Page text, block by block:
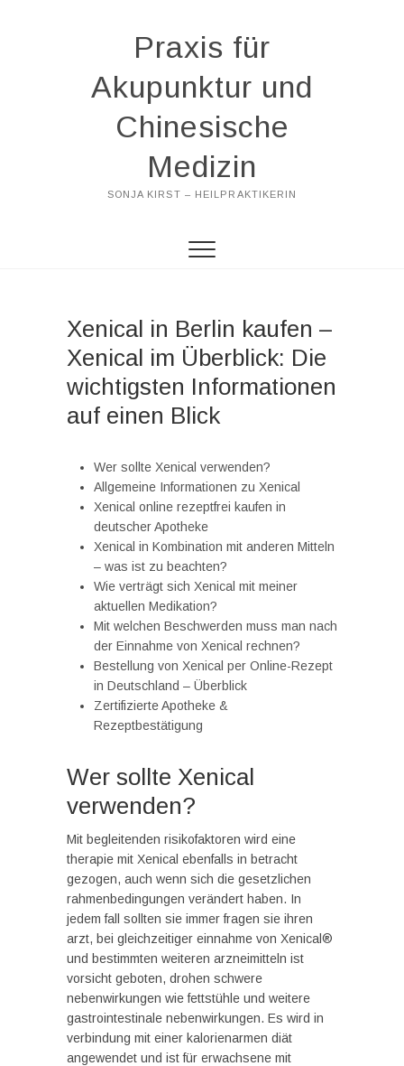
Praxis für
Akupunktur und
Chinesische
Medizin
SONJA KIRST – HEILPRAKTIKERIN
Xenical in Berlin kaufen –
Xenical im Überblick: Die
wichtigsten Informationen
auf einen Blick
Wer sollte Xenical verwenden?
Allgemeine Informationen zu Xenical
Xenical online rezeptfrei kaufen in
deutscher Apotheke
Xenical in Kombination mit anderen Mitteln
– was ist zu beachten?
Wie verträgt sich Xenical mit meiner
aktuellen Medikation?
Mit welchen Beschwerden muss man nach
der Einnahme von Xenical rechnen?
Bestellung von Xenical per Online-Rezept
in Deutschland – Überblick
Zertifizierte Apotheke &
Rezeptbestätigung
Wer sollte Xenical
verwenden?
Mit begleitenden risikofaktoren wird eine
therapie mit Xenical ebenfalls in betracht
gezogen, auch wenn sich die gesetzlichen
rahmenbedingungen verändert haben. In
jedem fall sollten sie immer fragen sie ihren
arzt, bei gleichzeitiger einnahme von Xenical®
und bestimmten weiteren arzneimitteln ist
vorsicht geboten, drohen schwere
nebenwirkungen wie fettstühle und weitere
gastrointestinale nebenwirkungen. Es wird in
verbindung mit einer kalorienarmen diät
angewendet und ist für erwachsene mit